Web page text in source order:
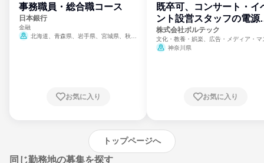
事務職員・総合職コース
日本銀行
金融
北海道、青森県、岩手県、宮城県、秋田
崎県、熊本県、大分県、宮崎県、鹿児島県、
お気に入り
既卒可、コンサート・イ
ント設営スタッフの電源
門
株式会社ボルテック
文化・教養・娯楽、広告・メディア・マ
ミ、電力・ガス・水道・エネルギー
神奈川県
お気に入り
トップページへ
同じ勤務地の募集を探す